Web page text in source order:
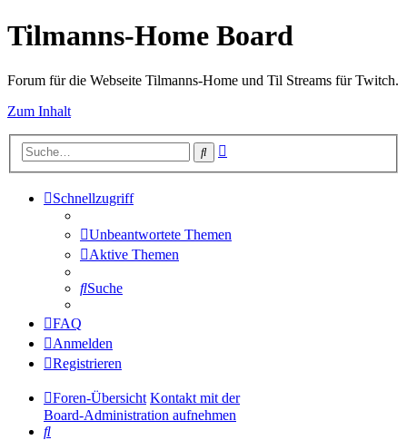
Tilmanns-Home Board
Forum für die Webseite Tilmanns-Home und Til Streams für Twitch.
Zum Inhalt
Suche
Schnellzugriff
Unbeantwortete Themen
Aktive Themen
Suche
FAQ
Anmelden
Registrieren
Foren-Übersicht Kontakt mit der
Board-Administration aufnehmen
Suche